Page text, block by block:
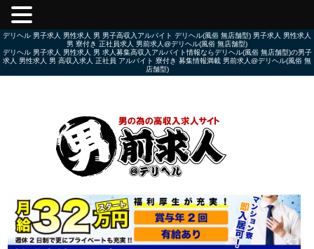
デリヘル 男子求人 男性求人 男 男子高収入アルバイト デリヘル(風俗 無店舗型) 男子求人 男性求人
男 寮付き 正社員求人 男前求人@デリヘル(風俗 無店舗型)
デリヘル 男子求人 男性求人 男 求人募集高収入アルバイト情報ならデリヘル(風俗 無店舗型)の男子
求人 男性求人 男 高収入求人 正社員 アルバイト 寮付き 募集情報満載 男前求人@デリヘル(風俗 無
店舗型)